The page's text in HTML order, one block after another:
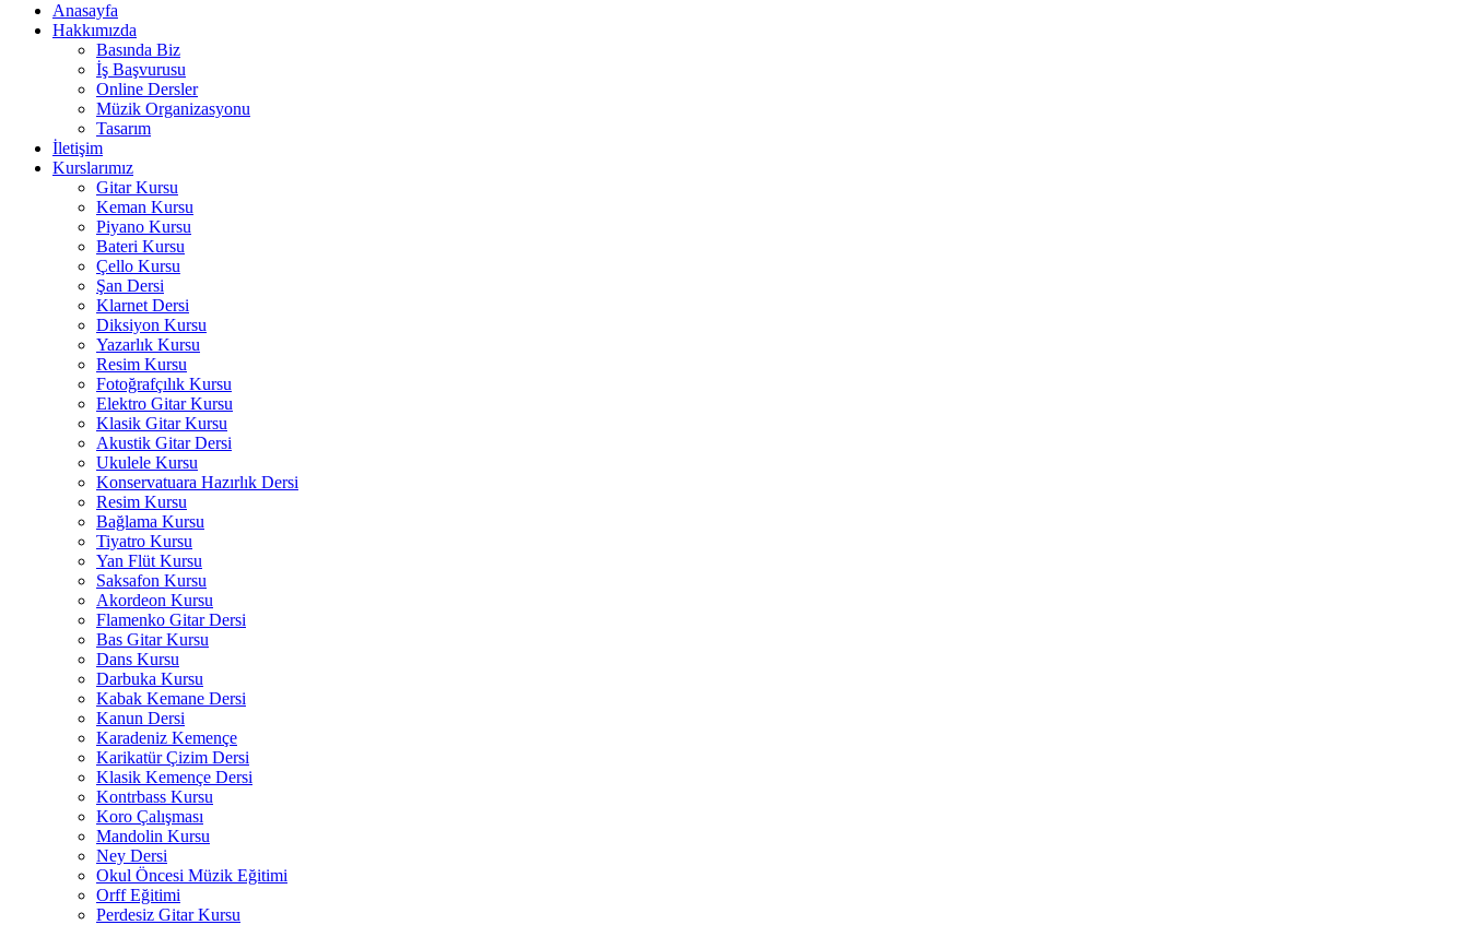
Anasayfa
Hakkımızda
Basında Biz
İş Başvurusu
Online Dersler
Müzik Organizasyonu
Tasarım
İletişim
Kurslarımız
Gitar Kursu
Keman Kursu
Piyano Kursu
Bateri Kursu
Çello Kursu
Şan Dersi
Klarnet Dersi
Diksiyon Kursu
Yazarlık Kursu
Resim Kursu
Fotoğrafçılık Kursu
Elektro Gitar Kursu
Klasik Gitar Kursu
Akustik Gitar Dersi
Ukulele Kursu
Konservatuara Hazırlık Dersi
Resim Kursu
Bağlama Kursu
Tiyatro Kursu
Yan Flüt Kursu
Saksafon Kursu
Akordeon Kursu
Flamenko Gitar Dersi
Bas Gitar Kursu
Dans Kursu
Darbuka Kursu
Kabak Kemane Dersi
Kanun Dersi
Karadeniz Kemençe
Karikatür Çizim Dersi
Klasik Kemençe Dersi
Kontrbass Kursu
Koro Çalışması
Mandolin Kursu
Ney Dersi
Okul Öncesi Müzik Eğitimi
Orff Eğitimi
Perdesiz Gitar Kursu